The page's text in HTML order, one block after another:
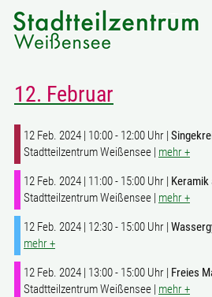
12. Februar
12 Feb. 2024 | 10:00 - 12:00 Uhr |
Stadtteilzentrum Weißensee | mehr +
12 Feb. 2024 | 11:00 - 15:00 Uhr | Keramik
Stadtteilzentrum Weißensee | mehr +
12 Feb. 2024 | 12:30 - 15:00 Uhr |
mehr +
12 Feb. 2024 | 13:00 - 15:00 Uhr | Freies
Stadtteilzentrum Weißensee | mehr +